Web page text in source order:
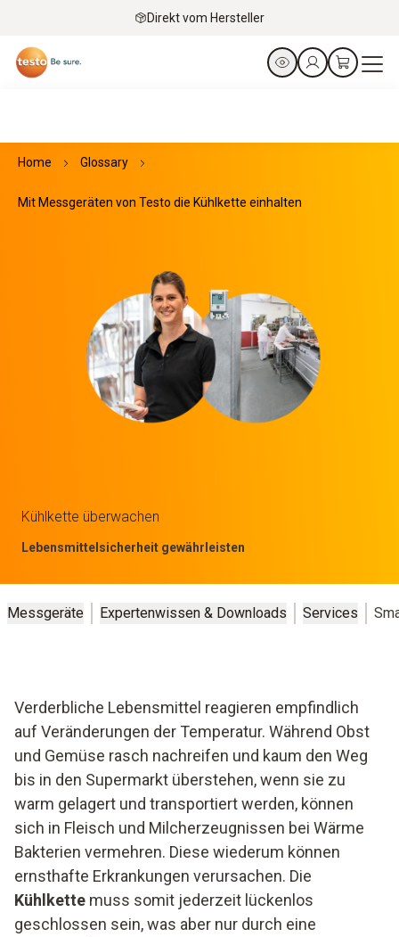
Direkt vom Hersteller
Home Glossary
Mit Messgeräten von Testo die Kühlkette einhalten
Kühlkette überwachen
Lebensmittelsicherheit gewährleisten
Messgeräte Expertenwissen & Downloads Services
Verderbliche Lebensmittel reagieren empfindlich
auf Veränderungen der Temperatur. Während Obst
und Gemüse rasch nachreifen und kaum den Weg
bis in den Supermarkt überstehen, wenn sie zu
warm gelagert und transportiert werden, können
sich in Fleisch und Milcherzeugnissen bei Wärme
Bakterien vermehren. Diese wiederum können
ernsthafte Erkrankungen verursachen. Die
Kühlkette muss somit jederzeit lückenlos
geschlossen sein, was aber nur durch eine